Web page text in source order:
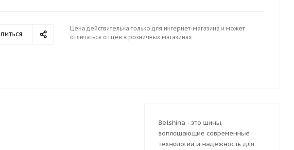
Цена действительна только для интернет-магазина и может
отличаться от цен в розничных магазинах
Belshina - это шины,
воплощающие современные
технологии и надежность для